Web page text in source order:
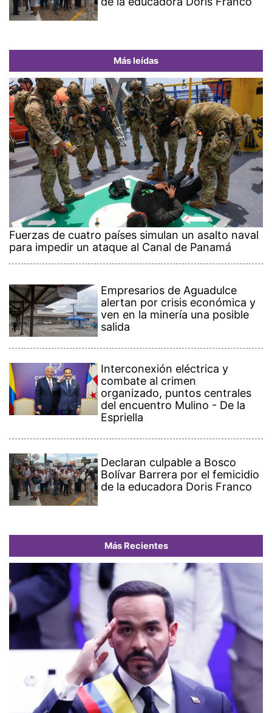
Más leídas
Fuerzas de cuatro países simulan un asalto naval
para impedir un ataque al Canal de Panamá
Empresarios de Aguadulce
alertan por crisis económica y
ven en la minería una posible
salida
Interconexión eléctrica y
combate al crimen
organizado, puntos centrales
del encuentro Mulino - De la
Espriella
Declaran culpable a Bosco
Bolívar Barrera por el femicidio
de la educadora Doris Franco
Más Recientes